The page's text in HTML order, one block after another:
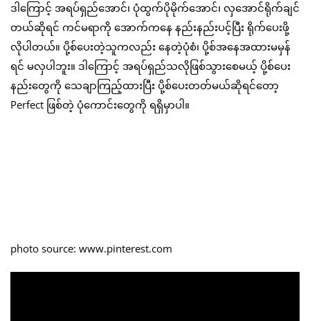
ဒါကြောင့် အရပ်ရှည်အောင်၊ ပုံထွက်ပိုမိုက်အောင်၊ လှအောင်ရိုက်ချင်
တယ်ဆိုရင် ကင်မရာကို အောက်ကနေ နည်းနည်းပင့်ပြီး ရိုက်ပေးဖို့
လိုပါတယ်။ ပို့စ်ပေးတဲ့သူကလည်း နေတဲ့ပုံစံ၊ ပို့စ်အနေအထားမမှန်
ရင် မလှပါဘူး။ ဒါကြောင့် အရပ်ရှည်သလိုဖြစ်သွားစေမယ့် ပို့စ်ပေး
နည်းတွေကို သေချာကြည့်ထားပြီး ပို့စ်ပေးတတ်မယ်ဆိုရင်တော့
Perfect ဖြစ်တဲ့ ပုံကောင်းတွေကို ရရှိမှာပါ။
photo source: www.pinterest.com